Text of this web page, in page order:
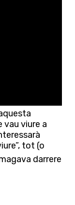
vau viure a
tot (o
darrere